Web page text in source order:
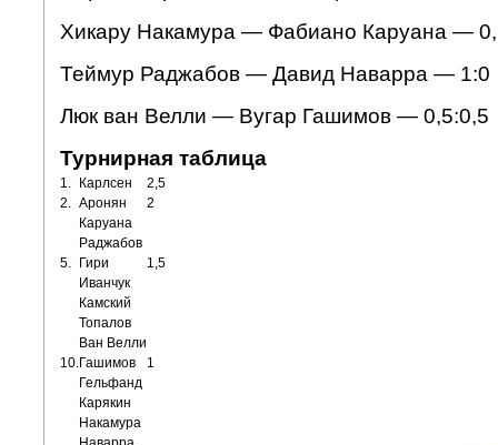
Хикару Накамура — Фабиано Каруана —
Теймур Раджабов — Давид Наварра — 1:0
Люк ван Велли — Вугар Гашимов — 0,5:0,5
Турнирная таблица
1. Карлсен
2,5
2.
Аронян
Каруана
Раджабов
2
5.
Гири
Иванчук
Камский
Топалов
Ван Велли
1,5
10. Гашимов
Гельфанд
Карякин
Накамура
1